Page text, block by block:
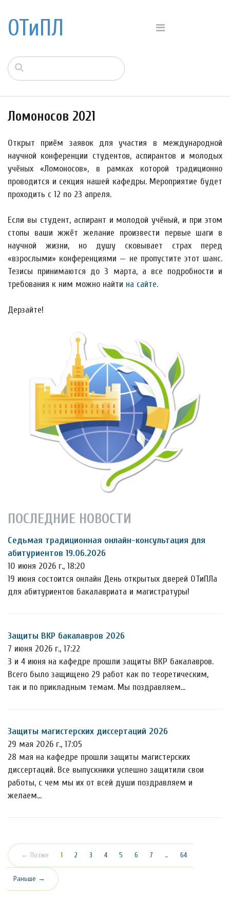
ОТиПЛ
Ломоносов 2021
Открыт приём заявок для участия в международной
научной конференции студентов, аспирантов и молодых
учёных «Ломоносов», в рамках которой традиционно
проводится и секция нашей кафедры. Мероприятие будет
проходить с 12 по 23 апреля.
Если вы студент, аспирант и молодой учёный, и при этом
стопы ваши жжёт желание произвести первые шаги в
научной жизни, но душу сковывает страх перед
«взрослыми» конференциями — не пропустите этот шанс.
Тезисы принимаются до 3 марта, а все подробности и
требования к ним можно найти на сайте.
Дерзайте!
ПОСЛЕДНИЕ НОВОСТИ
Седьмая традиционная онлайн-консультация для
абитуриентов 19.06.2026
10 июня 2026 г., 18:20
19 июня состоится онлайн День открытых дверей ОТиПЛа
для абитуриентов бакалавриата и магистратуры!
Защиты ВКР бакалавров 2026
7 июня 2026 г., 17:22
3 и 4 июня на кафедре прошли защиты ВКР бакалавров.
Всего было защищено 29 работ как по теоретическим,
так и по прикладным темам. Мы поздравляем…
Защиты магистерских диссертаций 2026
29 мая 2026 г., 17:05
28 мая на кафедре прошли защиты магистерских
диссертаций. Все выпускники успешно защитили свои
работы, с чем мы их от всей души поздравляем и
желаем…
← Позже 1 (текущая)
2 3 4 5 6 7 … 64
Раньше →